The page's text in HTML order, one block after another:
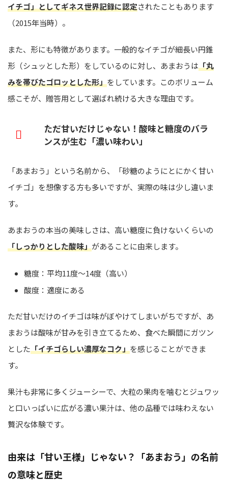
イチゴ」としてギネス世界記録に認定されたこともあります
（2015年当時）。
また、形にも特徴があります。一般的なイチゴが細長い円錐
形（シュッとした形）をしているのに対し、あまおうは「丸
みを帯びたゴロッとした形」をしています。このボリューム
感こそが、贈答用として選ばれ続ける大きな理由です。
ただ甘いだけじゃない！酸味と糖度のバラ
ンスが生む「濃い味わい」
「あまおう」という名前から、「砂糖のようにとにかく甘い
イチゴ」を想像する方も多いですが、実際の味は少し違いま
す。
あまおうの本当の美味しさは、高い糖度に負けないくらいの
「しっかりとした酸味」があることに由来します。
糖度：平均11度〜14度（高い）
酸度：適度にある
ただ甘いだけのイチゴは味がぼやけてしまいがちですが、あ
まおうは酸味が甘みを引き立てるため、食べた瞬間にガツン
とした「イチゴらしい濃厚なコク」を感じることができま
す。
果汁も非常に多くジューシーで、大粒の果肉を噛むとジュワッ
と口いっぱいに広がる濃い果汁は、他の品種では味わえない
贅沢な体験です。
由来は「甘い王様」じゃない？「あまおう」の名前
の意味と歴史